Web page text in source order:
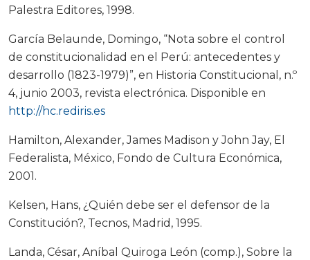
Palestra Editores, 1998.
García Belaunde, Domingo, “Nota sobre el control
de constitucionalidad en el Perú: antecedentes y
desarrollo (1823-1979)”, en Historia Constitucional, n.º
4, junio 2003, revista electrónica. Disponible en
http://hc.rediris.es
Hamilton, Alexander, James Madison y John Jay, El
Federalista, México, Fondo de Cultura Económica,
2001.
Kelsen, Hans, ¿Quién debe ser el defensor de la
Constitución?, Tecnos, Madrid, 1995.
Landa, César, Aníbal Quiroga León (comp.), Sobre la